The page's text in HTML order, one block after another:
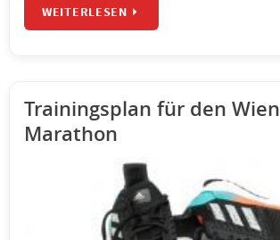
WEITERLESEN
Trainingsplan für den Wien
Marathon